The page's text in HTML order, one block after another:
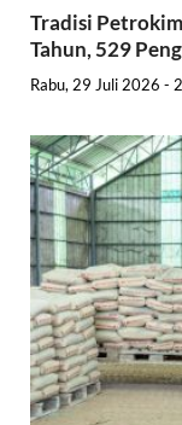
Tradisi
Tahun, 529
Rabu, 29 Juli 2026 -